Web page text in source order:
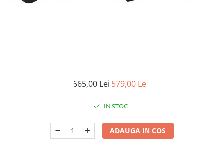
665,00 Lei 579,00 Lei
IN STOC
ADAUGA IN COS